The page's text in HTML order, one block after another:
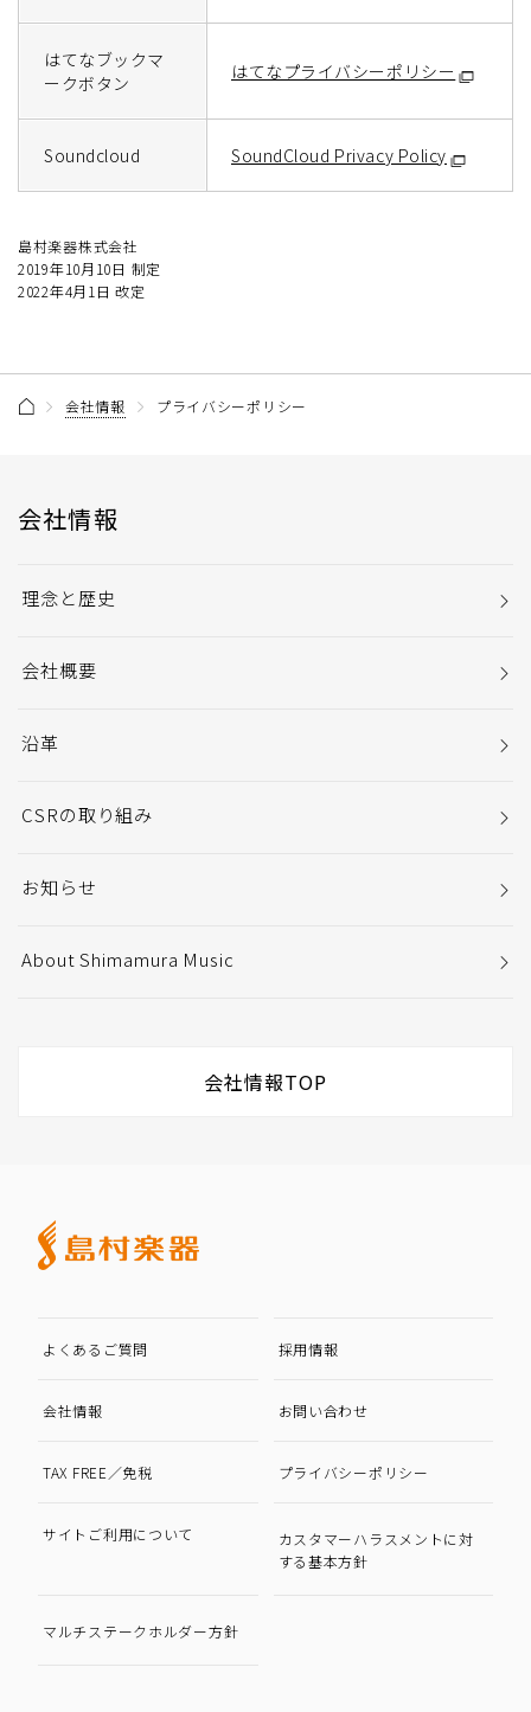
はてなブックマ
ークボタン
はてなプライバシーポリシー
Soundcloud SoundCloud Privacy Policy
島村楽器株式会社
2019年10月10日 制定
2022年4月1日 改定
会社情報 プライバシーポリシー
会社情報
理念と歴史
会社概要
沿革
CSRの取り組み
お知らせ
About Shimamura Music
会社情報TOP
よくあるご質問 採用情報
会社情報 お問い合わせ
TAX FREE／免税 プライバシーポリシー
サイトご利用について
カスタマーハラスメントに対
する基本方針
マルチステークホルダー方針